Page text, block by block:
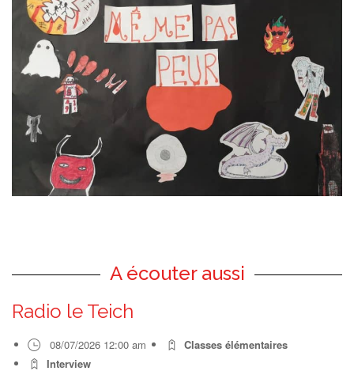
A écouter aussi
Radio le Teich
08/07/2026 12:00 am
Classes élémentaires
Interview